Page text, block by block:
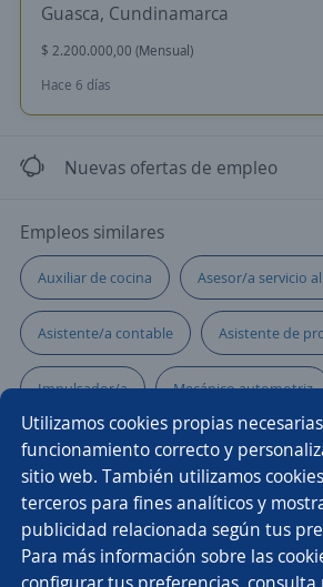
Utilizamos cookies propias
funcionamiento correcto y
sitio web. También utilizamos
terceros para fines analíticos y
publicidad relacionada según tus
Para más información sobre las
Guasca, Cundinamarca
$ 2.200.000,00 (Mensual)
Hace 6 días
Nuevas ofertas de empleo
Empleos similares
Auxiliar de cocina Asesor/a servicio
Asistente/a contable Asistente de
Impulsador/a Mecánico automotriz
Técnico/a electricista
Oficial de construcción Servicio al
Operador/a de medios tecnológicos
Buscar es más fácil en